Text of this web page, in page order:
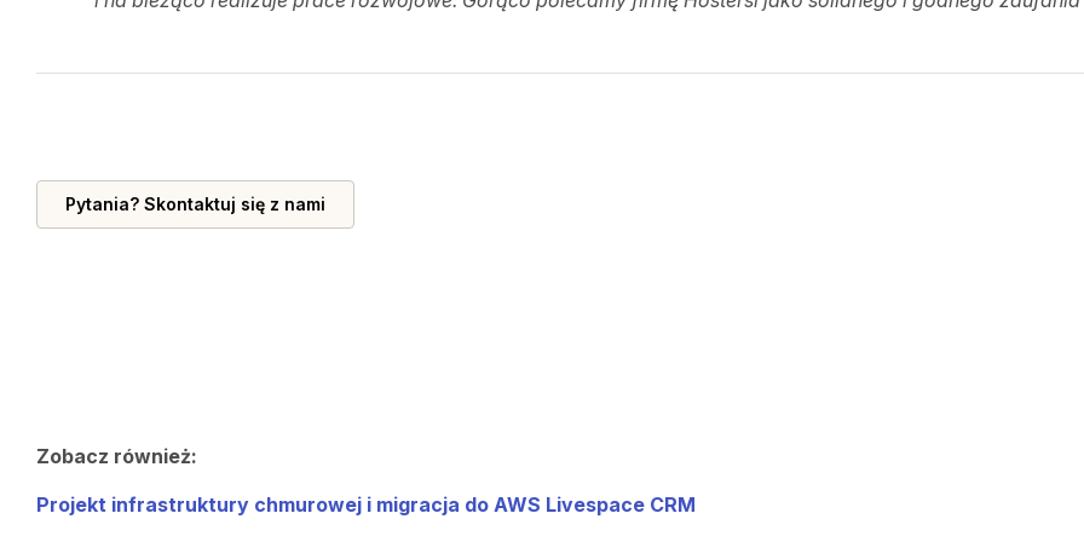
Pytania? Skontaktuj się z nami
Zobacz również:
Projekt infrastruktury chmurowej i migracja do AWS Livespace CRM